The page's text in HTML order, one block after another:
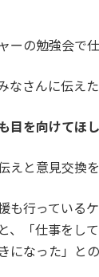
ーの勉強会で
なさんに伝え
目を向けてほ
えと意見交換を
も行っている
、「仕事をし
になった」と